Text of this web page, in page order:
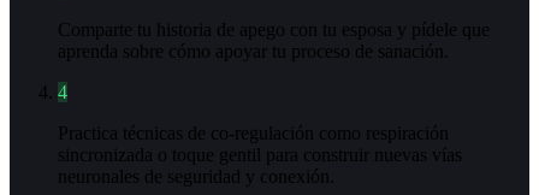
Comparte tu historia de apego con tu esposa y pídele que
aprenda sobre cómo apoyar tu proceso de sanación.
4
Practica técnicas de co-regulación como respiración
sincronizada o toque gentil para construir nuevas vías
neuronales de seguridad y conexión.